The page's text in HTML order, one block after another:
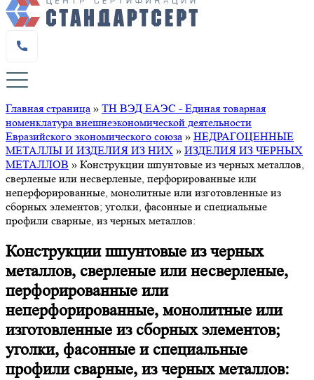
Главная страница » ТН ВЭД ЕАЭС - Единая товарная
номенклатура внешнеэкономической деятельности
Евразийского экономического союза » НЕДРАГОЦЕННЫЕ
МЕТАЛЛЫ И ИЗДЕЛИЯ ИЗ НИХ » ИЗДЕЛИЯ ИЗ ЧЕРНЫХ
МЕТАЛЛОВ » Конструкции шпунтовые из черных металлов,
сверленые или несверленые, перфорированные или
неперфорированные, монолитные или изготовленные из
сборных элементов; уголки, фасонные и специальные
профили сварные, из черных металлов:
Конструкции шпунтовые из черных
металлов, сверленые или несверленые,
перфорированные или
неперфорированные, монолитные или
изготовленные из сборных элементов;
уголки, фасонные и специальные
профили сварные, из черных металлов: